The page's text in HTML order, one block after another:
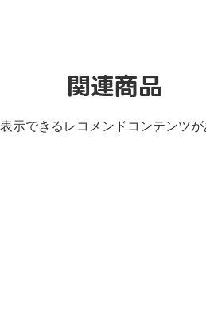
関連商品
表示できるレコメンドコンテンツ